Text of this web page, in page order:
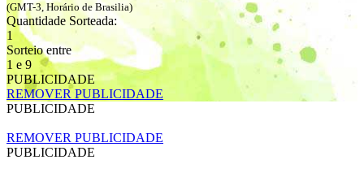
(GMT-3, Horário de Brasilia)
Quantidade Sorteada:
1
Sorteio entre
1 e 9
PUBLICIDADE
REMOVER PUBLICIDADE
PUBLICIDADE
REMOVER PUBLICIDADE
PUBLICIDADE